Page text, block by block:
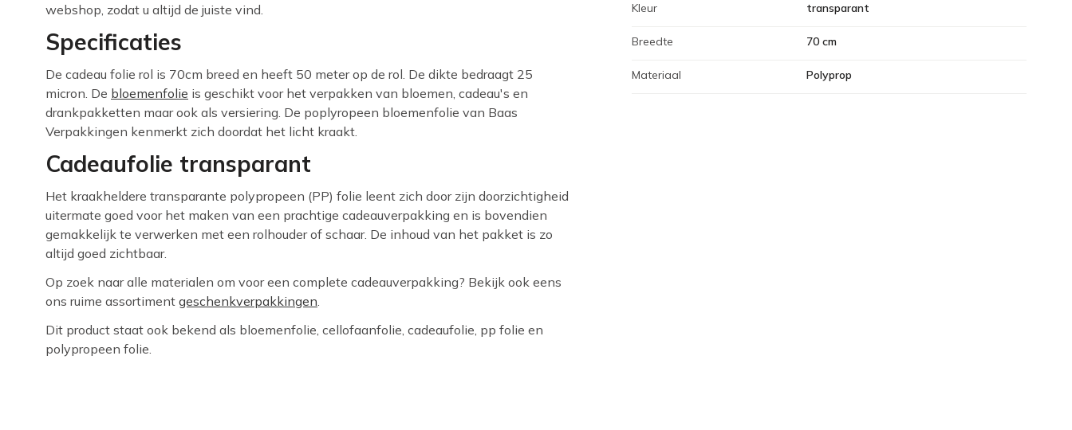
webshop, zodat u altijd de juiste vind.
Specificaties
De cadeau folie rol is 70cm breed en heeft 50 meter op de rol. De dikte bedraagt 25
micron. De bloemenfolie is geschikt voor het verpakken van bloemen, cadeau's en
drankpakketten maar ook als versiering. De poplyropeen bloemenfolie van Baas
Verpakkingen kenmerkt zich doordat het licht kraakt.
Cadeaufolie transparant
Het kraakheldere transparante polypropeen (PP) folie leent zich door zijn doorzichtigheid
uitermate goed voor het maken van een prachtige cadeauverpakking en is bovendien
gemakkelijk te verwerken met een rolhouder of schaar. De inhoud van het pakket is zo
altijd goed zichtbaar.
Op zoek naar alle materialen om voor een complete cadeauverpakking? Bekijk ook eens
ons ruime assortiment geschenkverpakkingen.
Dit product staat ook bekend als bloemenfolie, cellofaanfolie, cadeaufolie, pp folie en
polypropeen folie.
Kleur transparant
Breedte 70 cm
Materiaal Polyprop